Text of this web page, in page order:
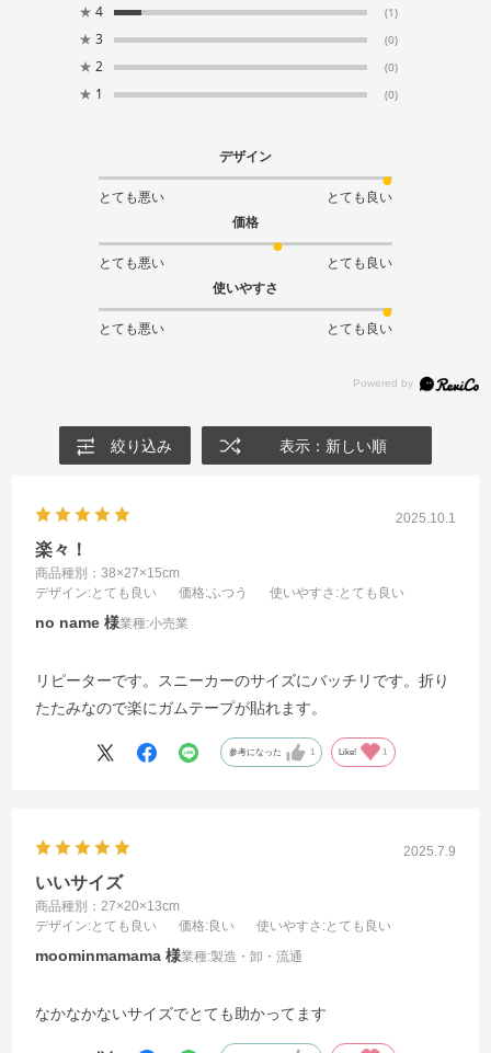
★ 4 (1)
★ 3 (0)
★ 2 (0)
★ 1 (0)
デザイン
とても悪い
とても良い
価格
とても悪い
とても良い
使いやすさ
とても悪い とても良い
絞り込み 表示：新しい順
2025.10.1
楽々！
商品種別：38×27×15cm
デザイン:とても良い 価格:ふつう 使いやすさ :とても良い
no name 業種:小売業
リピーターです。スニーカーのサイズにバッチリです。折り
たたみなので楽にガムテープが貼れます。
参考になった 1 Like! 1
2025.7.9
いいサイズ
商品種別：27×20×13cm
デザイン:とても良い 価格:良い 使いやすさ :とても良い
moominmamama 業種:製造・卸・流通
なかなかないサイズでとても助かってます